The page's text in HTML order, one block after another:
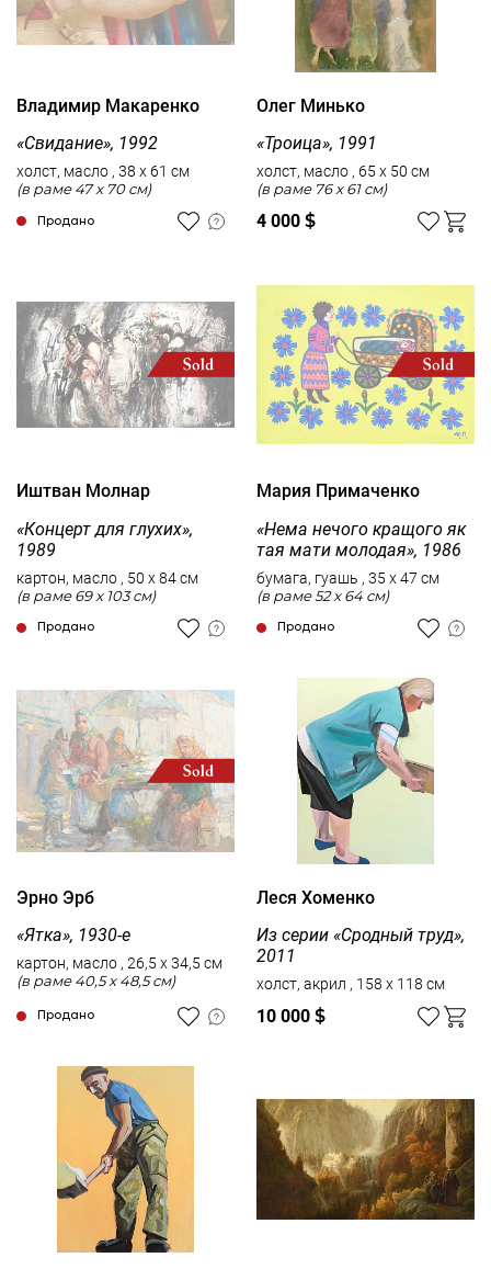
Владимир Макаренко
«Свидание», 1992
холст, масло , 38 x 61 см
(в раме 47 x 70 см)
Продано
Олег Минько
«Троица», 1991
холст, масло , 65 x 50 см
(в раме 76 x 61 см)
4 000 $
Иштван Молнар
«Концерт для глухих»,
1989
картон, масло , 50 x 84 см
(в раме 69 x 103 см)
Продано
Мария Примаченко
«Нема нечого кращого як
тая мати молодая», 1986
бумага, гуашь , 35 x 47 см
(в раме 52 x 64 см)
Продано
Эрно Эрб
«Ятка», 1930-е
картон, масло , 26,5 x 34,5 см
(в раме 40,5 x 48,5 см)
Продано
Леся Хоменко
Из серии «Сродный труд»,
2011
холст, акрил , 158 x 118 см
10 000 $